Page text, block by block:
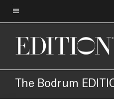
Skip
to
content
Menü metni
The Bodrum